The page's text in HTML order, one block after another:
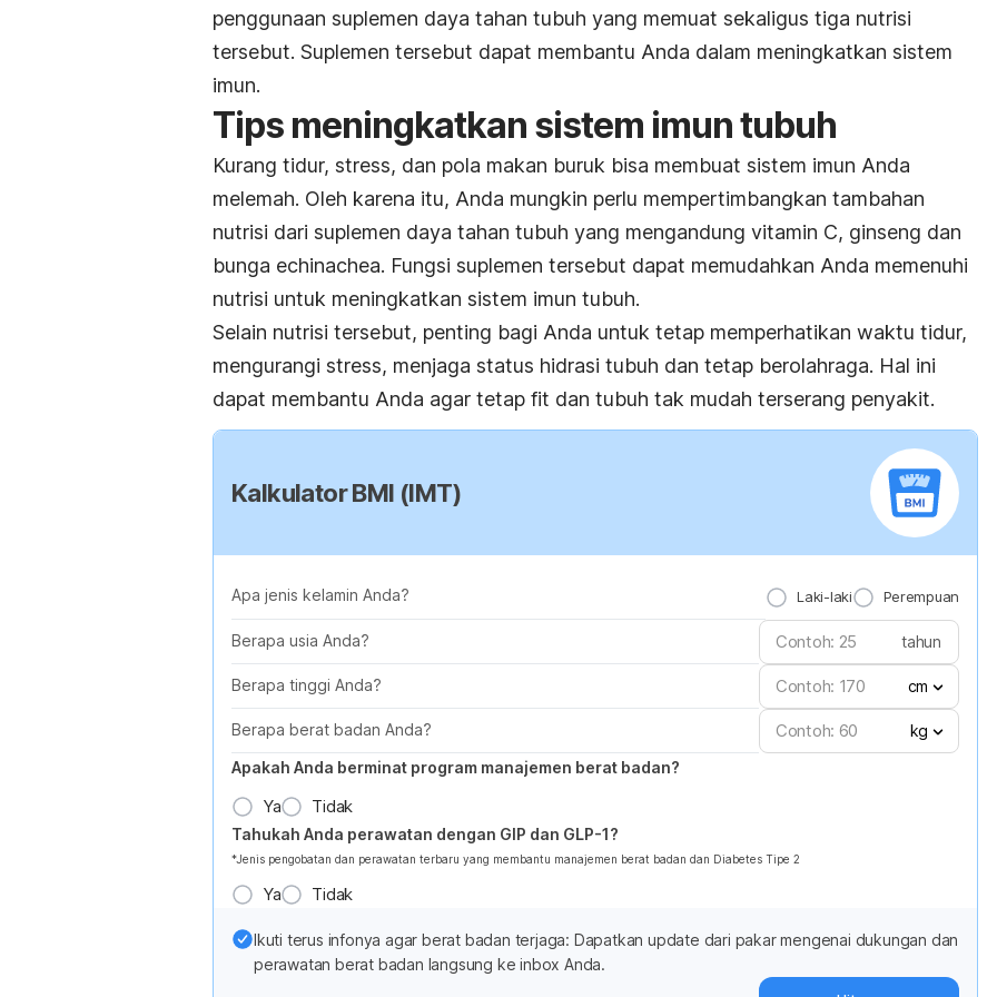
penggunaan suplemen daya tahan tubuh yang memuat sekaligus tiga nutrisi
tersebut. Suplemen tersebut dapat membantu Anda dalam meningkatkan sistem
imun.
Tips meningkatkan sistem imun tubuh
Kurang tidur, stress, dan pola makan buruk bisa membuat sistem imun Anda
melemah. Oleh karena itu, Anda mungkin perlu mempertimbangkan tambahan
nutrisi dari suplemen daya tahan tubuh yang mengandung vitamin C, ginseng dan
bunga echinachea. Fungsi suplemen tersebut dapat memudahkan Anda memenuhi
nutrisi untuk meningkatkan sistem imun tubuh.
Selain nutrisi tersebut, penting bagi Anda untuk tetap memperhatikan waktu tidur,
mengurangi stress, menjaga status hidrasi tubuh dan tetap berolahraga. Hal ini
dapat membantu Anda agar tetap fit dan tubuh tak mudah terserang penyakit.
Kalkulator BMI (IMT)
Apa jenis kelamin Anda? Laki-laki Perempuan
Berapa usia Anda? tahun
Berapa tinggi Anda? cm
Berapa berat badan Anda?
kg
Apakah Anda berminat program manajemen berat badan?
Ya Tidak
Tahukah Anda perawatan dengan GIP dan GLP-1?
*Jenis pengobatan dan perawatan terbaru yang membantu manajemen berat badan dan Diabetes Tipe 2
Ya Tidak
Ikuti terus infonya agar berat badan terjaga: Dapatkan update dari pakar mengenai dukungan dan
perawatan berat badan langsung ke inbox Anda.